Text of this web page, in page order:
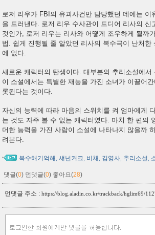
로저 리우가 FBI의 유괴사건만 담당했던 데에는
을 드러낸다. 로저 리우 수사관이 드디어 리사의
것인가, 로저 리우는 리사와 어떻게 조우하게 될까
법. 쉽게 진행될 줄 알았던 리사의 복수극이 난처
에 없다.
새로운 캐릭터의 탄생이다. 대부분의 추리소설에
이 소설에서는 특별한 재능을 가진 소녀가 이끌어
롯된다는 것이다.
자신의 능력에 따라 마음의 스위치를 켜 엄마에게
는 것도 자주 볼 수 없는 캐릭터였다. 마치 한 편의
더한 능력을 가진 사람이 소설에 나타나지 않을까
려본다.
복수해기억해, 섀넌커크, 비채, 김영사, 추리소설,
댓글(0) 먼댓글(0) 좋아요(28)
먼댓글 주소 : https://blog.aladin.co.kr/trackback/hglim69/